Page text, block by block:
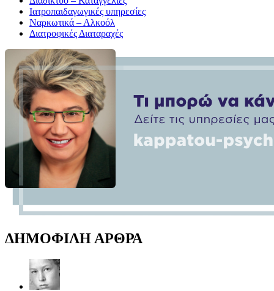
Ιατροπαιδαγωγικές υπηρεσίες
Ναρκωτικά – Αλκοόλ
Διατροφικές Διαταραχές
ΔΗΜΟΦΙΛΗ ΑΡΘΡΑ